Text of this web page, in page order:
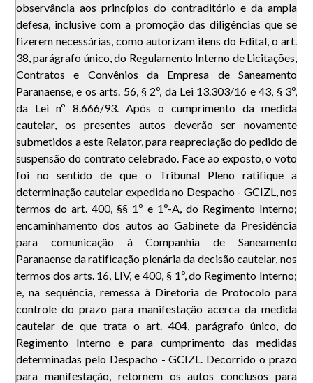
observância aos princípios do contraditório e da ampla
defesa, inclusive com a promoção das diligências que se
fizerem necessárias, como autorizam itens do Edital, o art.
38, parágrafo único, do Regulamento Interno de Licitações,
Contratos e Convênios da Empresa de Saneamento
Paranaense, e os arts. 56, § 2º, da Lei 13.303/16 e 43, § 3º,
da Lei nº 8.666/93. Após o cumprimento da medida
cautelar, os presentes autos deverão ser novamente
submetidos a este Relator, para reapreciação do pedido de
suspensão do contrato celebrado. Face ao exposto, o voto
foi no sentido de que o Tribunal Pleno ratifique a
determinação cautelar expedida no Despacho - GCIZL, nos
termos do art. 400, §§ 1º e 1º-A, do Regimento Interno;
encaminhamento dos autos ao Gabinete da Presidência
para comunicação à Companhia de Saneamento
Paranaense da ratificação plenária da decisão cautelar, nos
termos dos arts. 16, LIV, e 400, § 1º, do Regimento Interno;
e, na sequência, remessa à Diretoria de Protocolo para
controle do prazo para manifestação acerca da medida
cautelar de que trata o art. 404, parágrafo único, do
Regimento Interno e para cumprimento das medidas
determinadas pelo Despacho - GCIZL. Decorrido o prazo
para manifestação, retornem os autos conclusos para